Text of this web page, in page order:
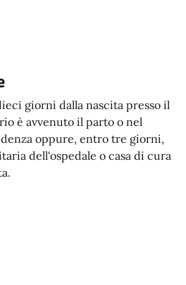
giorni dalla nascita presso il
è avvenuto il parto o nel
oppure, entro tre giorni,
dell'ospedale o casa di cura